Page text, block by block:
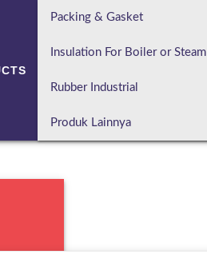
Packing & Gasket
Insulation For Boiler or Steam
Rubber Industrial
Produk Lainnya